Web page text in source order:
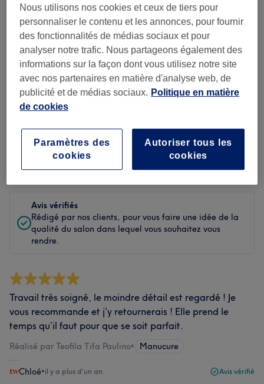
Personnel
Filtrer les avis
Soin de
beauté
Évaluation
Avis vérifiés
Rédigé par nos clients, pour vous faire une idée de la
qualité du salon dans lequel vous souhaitez vous
rendre.
Travail très soigné, le moindre détail est regardé ! Je
vous recommande et j’y retournerais ! Elle prend le
temps qu’il faut pour que se soit parfait.
Réalisé par Teofila Tifa Paulino• Manucure
Chloé•il y a plus d’un an Avis vérifié
Nous utilisons nos cookies et ceux de tiers pour
personnaliser le contenu et les annonces, pour fournir
des fonctionnalités de médias sociaux et pour
analyser notre trafic. Nous partageons également des
informations sur la façon dont vous utilisez notre site
avec nos partenaires en matière d'analyse web, de
publicité et de médias sociaux. Politique en matière
de cookies
Autoriser tous les
cookies
Paramètres des
cookies